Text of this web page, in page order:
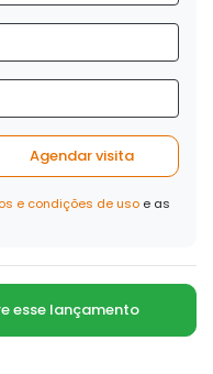
Agendar visita
e condições de uso e as
esse lançamento